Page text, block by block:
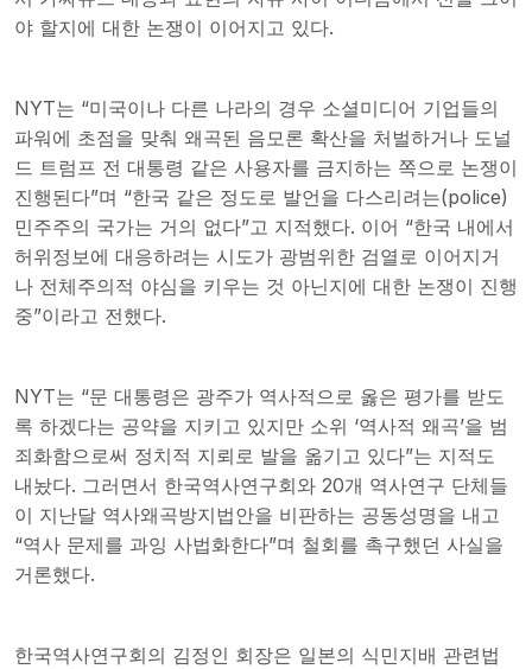
야 할지에 대한 논쟁이 이어지고 있다.
NYT는 “미국이나 다른 나라의 경우 소셜미디어 기업들의
파워에 초점을 맞춰 왜곡된 음모론 확산을 처벌하거나 도널
드 트럼프 전 대통령 같은 사용자를 금지하는 쪽으로 논쟁이
진행된다”며 “한국 같은 정도로 발언을 다스리려는(police)
민주주의 국가는 거의 없다”고 지적했다. 이어 “한국 내에서
허위정보에 대응하려는 시도가 광범위한 검열로 이어지거
나 전체주의적 야심을 키우는 것 아닌지에 대한 논쟁이 진행
중”이라고 전했다.
NYT는 “문 대통령은 광주가 역사적으로 옳은 평가를 받도
록 하겠다는 공약을 지키고 있지만 소위 ‘역사적 왜곡’을 범
죄화함으로써 정치적 지뢰로 발을 옮기고 있다”는 지적도
내놨다. 그러면서 한국역사연구회와 20개 역사연구 단체들
이 지난달 역사왜곡방지법안을 비판하는 공동성명을 내고
“역사 문제를 과잉 사법화한다”며 철회를 촉구했던 사실을
거론했다.
한국역사연구회의 김정인 회장은 일본의 식민지배 관련법